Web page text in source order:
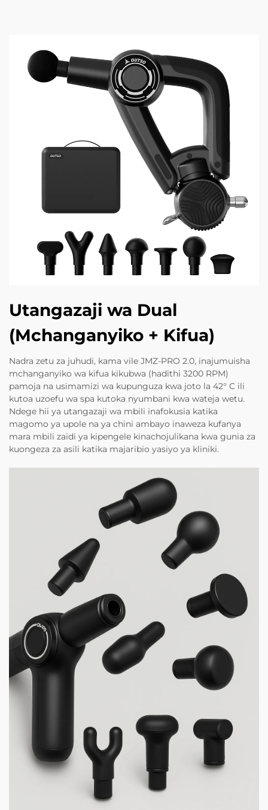
Utangazaji wa Dual
(Mchanganyiko + Kifua)
Nadra zetu za juhudi, kama vile JMZ-PRO 2.0, inajumuisha
mchanganyiko wa kifua kikubwa (hadithi 3200 RPM)
pamoja na usimamizi wa kupunguza kwa joto la 42° C ili
kutoa uzoefu wa spa kutoka nyumbani kwa wateja wetu.
Ndege hii ya utangazaji wa mbili inafokusia katika
magomo ya upole na ya chini ambayo inaweza kufanya
mara mbili zaidi ya kipengele kinachojulikana kwa gunia za
kuongeza za asili katika majaribio yasiyo ya kliniki.